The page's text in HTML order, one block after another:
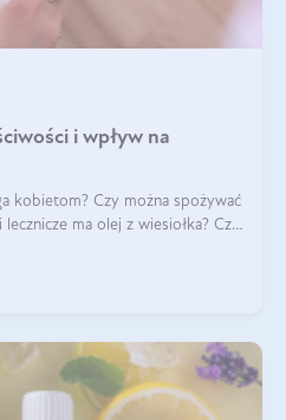
i wpływ na
kobietom? Czy można spożywać
ma olej z wiesiołka? Czy